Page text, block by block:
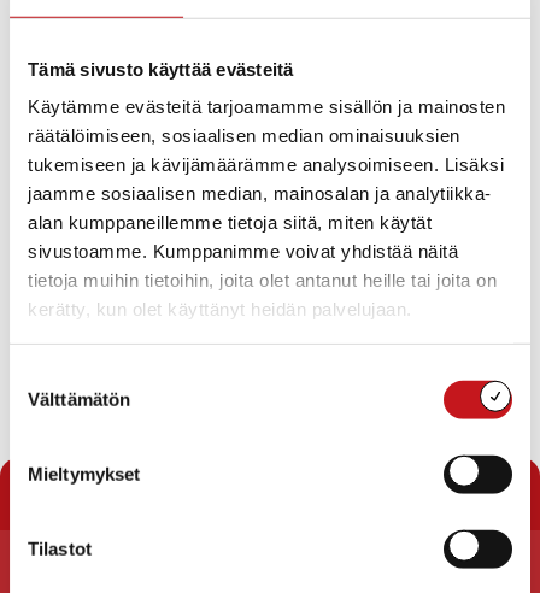
Tämä sivusto käyttää evästeitä
Käytämme evästeitä tarjoamamme sisällön ja mainosten
räätälöimiseen, sosiaalisen median ominaisuuksien
tukemiseen ja kävijämäärämme analysoimiseen. Lisäksi
jaamme sosiaalisen median, mainosalan ja analytiikka-
alan kumppaneillemme tietoja siitä, miten käytät
sivustoamme. Kumppanimme voivat yhdistää näitä
tietoja muihin tietoihin, joita olet antanut heille tai joita on
kerätty, kun olet käyttänyt heidän palvelujaan.
valinta
Välttämätön
Mieltymykset
Tilastot
työryhmän esityksen, jonka mukaan maakunnalliseen
vasta syksyn 2017 toisella hakukierroksella.
Pilottihankkeeseen osallistumisen lykkääntymisen
taustalla on mm. se, että maakunta- ja sote-
lainsäädäntökokonaisuudesta päättäminen on siirtynyt
eduskunnassa, mistä seuraa, että valinnanvapautta
koskeva lainsäädäntö kirjoitetaan uudelleen.
Soten valinnanvapauspilottiin osallistumisen
lykkäämistä kunnanhallitus perusteli myös